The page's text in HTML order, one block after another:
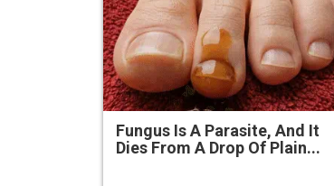
Fungus Is A Parasite, And It
Dies From A Drop Of Plain...